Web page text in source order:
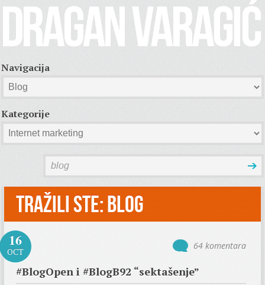
Navigacija
Kategorije
Tražili ste: blog
16
OCT
64 komentara
#BlogOpen i #BlogB92 “sektašenje”